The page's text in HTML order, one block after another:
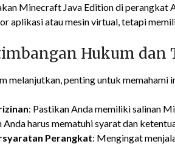
Minecraft Java Edition di perangkat
aplikasi atau mesin virtual, tetapi
Hukum dan
melanjutkan, penting untuk memahami
: Pastikan Anda memiliki salinan
Anda harus mematuhi syarat dan
Perangkat: Mengingat